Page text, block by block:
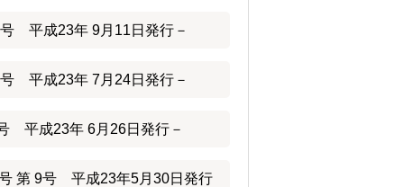
平成23年 9月11日発行－
平成23年 7月24日発行－
平成23年 6月26日発行－
第 9号 平成23年5月30日発行